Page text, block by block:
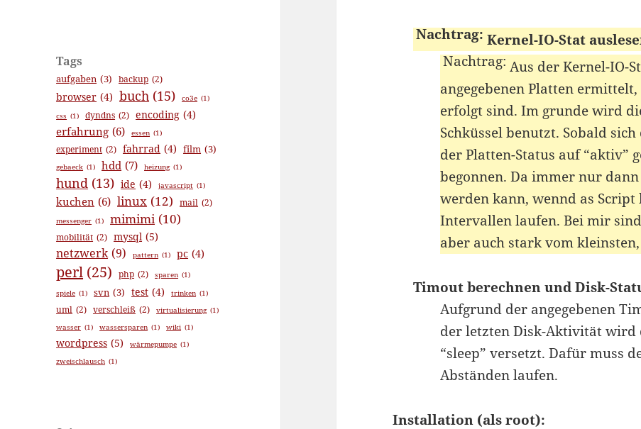
Tags
aufgaben (3) backup (2)
browser (4) buch (15) co3e (1)
css (1) dyndns (2) encoding (4)
erfahrung (6) essen (1)
experiment (2) fahrrad (4) film (3)
gebaeck (1) hdd (7) heizung (1)
hund (13) ide (4) javascript (1)
kuchen (6) linux (12) mail (2)
messenger (1) mimimi (10)
mobilität (2) mysql (5)
netzwerk (9) pattern (1) pc (4)
perl (25) php (2) sparen (1)
spiele (1) svn (3) test (4) trinken (1)
uml (2) verschleiß (2) virtualisierung (1)
wasser (1) wassersparen (1) wiki (1)
wordpress (5) wärmepumpe (1)
zweischlausch (1)
Kernel-IO-Stat
Aus der Kernel-IO-
angegebenen Platten
erfolgt sind. Im grunde wird
Schküssel benutzt. Sobald
der Platten-Status auf “aktiv”
begonnen. Da immer nur
werden kann, wennd as
Intervallen laufen. Bei mir
aber auch stark vom
Timout berechnen und Disk-
Aufgrund der angegebenen
der letzten Disk-Aktivität wird
“sleep” versetzt. Dafür muss
Abständen laufen.
Installation (als root):